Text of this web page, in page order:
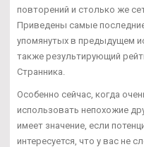
повторений и столько же
Приведены самые
упомянутых в предыдущем
также результирующий
Странника.
Особенно сейчас, когда
использовать непохожие
имеет значение, если
интересуется, что у вас не